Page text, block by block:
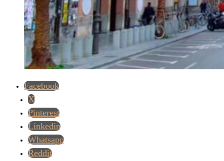
Facebook
X
Pinterest
Linkedin
Whatsapp
Reddit